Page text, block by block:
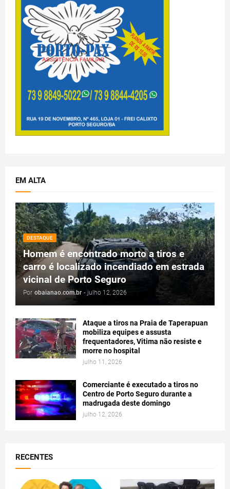
EM ALTA
DESTAQUE
Homem é encontrado morto a tiros e
carro é localizado incendiado em estrada
vicinal de Porto Seguro
Por obaianao.com.br - julho 12, 2026
Ataque a tiros na Praia de Taperapuan
mobiliza equipes e assusta
frequentadores, Vitima não resiste e
morre no hospital
julho 11, 2026
Comerciante é executado a tiros no
Centro de Porto Seguro durante a
madrugada deste domingo
julho 12, 2026
RECENTES